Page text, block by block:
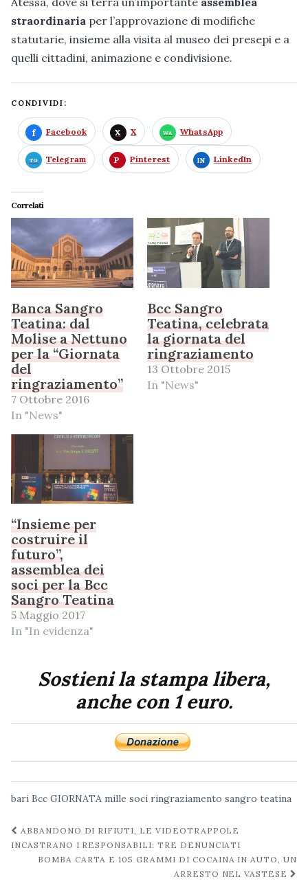
straordinaria per l’approvazione di modifiche
statutarie, insieme alla visita al museo dei presepi e a
quelli cittadini, animazione e condivisione.
CONDIVIDI:
Facebook X WhatsApp
Telegram Pinterest LinkedIn
Correlati
Banca Sangro
Teatina: dal
Molise a Nettuno
per la “Giornata
del
ringraziamento”
7 Ottobre 2016
In "News"
Bcc Sangro
Teatina, celebrata
la giornata del
ringraziamento
13 Ottobre 2015
In "News"
“Insieme per
costruire il
futuro”,
assemblea dei
soci per la Bcc
Sangro Teatina
5 Maggio 2017
In "In evidenza"
Sostieni la stampa libera,
anche con 1 euro.
bari Bcc GIORNATA mille soci ringraziamento sangro teatina
Navigazione
post
ABBANDONO DI RIFIUTI, LE VIDEOTRAPPOLE
INCASTRANO I RESPONSABILI: TRE DENUNCIATI
BOMBA CARTA E 105 GRAMMI DI COCAINA IN AUTO, UN
ARRESTO NEL VASTESE